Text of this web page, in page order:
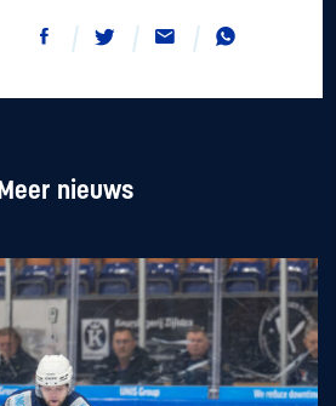
Meer nieuws